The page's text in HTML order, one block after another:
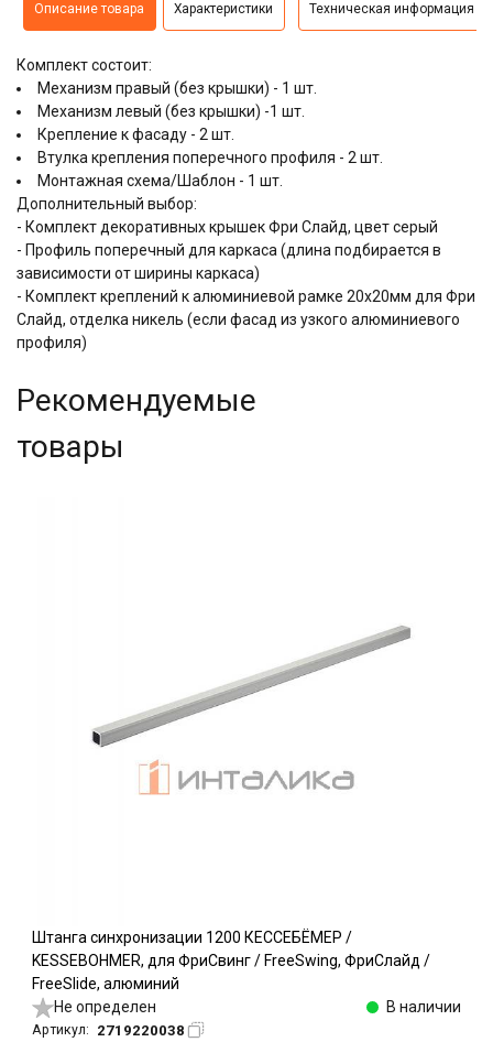
Описание товара Характеристики Техническая информация
Комплект состоит:
Механизм правый (без крышки) - 1 шт.
Механизм левый (без крышки) -1 шт.
Крепление к фасаду - 2 шт.
Втулка крепления поперечного профиля - 2 шт.
Монтажная схема/Шаблон - 1 шт.
Дополнительный выбор:
- Комплект декоративных крышек Фри Слайд, цвет серый
- Профиль поперечный для каркаса (длина подбирается в
зависимости от ширины каркаса)
- Комплект креплений к алюминиевой рамке 20x20мм для Фри
Слайд, отделка никель (если фасад из узкого алюминиевого
профиля)
Рекомендуемые
товары
Штанга синхронизации 1200 КЕССЕБЁМЕР /
KESSEBOHMER, для ФриСвинг / FreeSwing, ФриСлайд /
FreeSlide, алюминий
Не определен
В наличии
Артикул: 2719220038